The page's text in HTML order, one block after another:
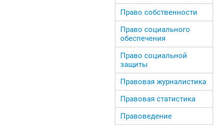
Право собственности
Право социального
обеспечения
Право социальной
защиты
Правовая журналистика
Правовая статистика
Правоведение